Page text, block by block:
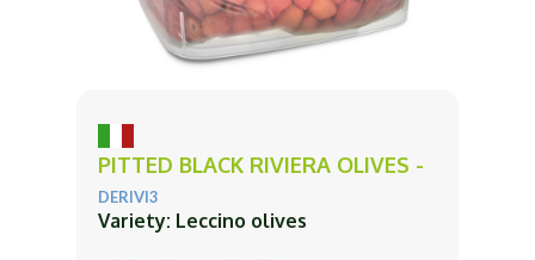
PITTED BLACK RIVIERA OLIVES -
DERIVI3
Variety: Leccino olives